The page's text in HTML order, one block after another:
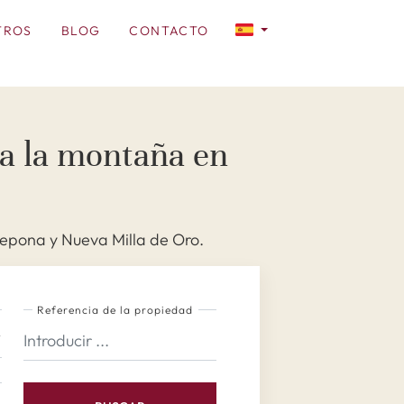
BLOG CONTACTO
la montaña en
y Nueva Milla de Oro.
Referencia de la propiedad